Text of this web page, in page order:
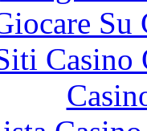
Su
Casino